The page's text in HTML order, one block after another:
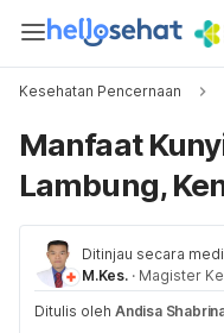
Kesehatan Pencernaan
Manfaat
Lambung,
Ditinjau secara
M.Kes. · Magister
Ditulis oleh Andisa